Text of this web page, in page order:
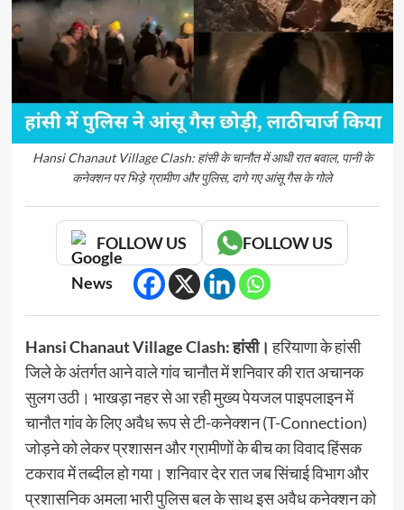
Hansi Chanaut Village Clash: हांसी के चानौत में आधी रात बवाल, पानी के
कनेक्शन पर भिड़े ग्रामीण और पुलिस, दागे गए आंसू गैस के गोले
FOLLOW US FOLLOW US
Hansi Chanaut Village Clash: हांसी। हरियाणा के हांसी
जिले के अंतर्गत आने वाले गांव चानौत में शनिवार की रात अचानक
सुलग उठी। भाखड़ा नहर से आ रही मुख्य पेयजल पाइपलाइन में
चानौत गांव के लिए अवैध रूप से टी-कनेक्शन (T-Connection)
जोड़ने को लेकर प्रशासन और ग्रामीणों के बीच का विवाद हिंसक
टकराव में तब्दील हो गया। शनिवार देर रात जब सिंचाई विभाग और
प्रशासनिक अमला भारी पुलिस बल के साथ इस अवैध कनेक्शन को